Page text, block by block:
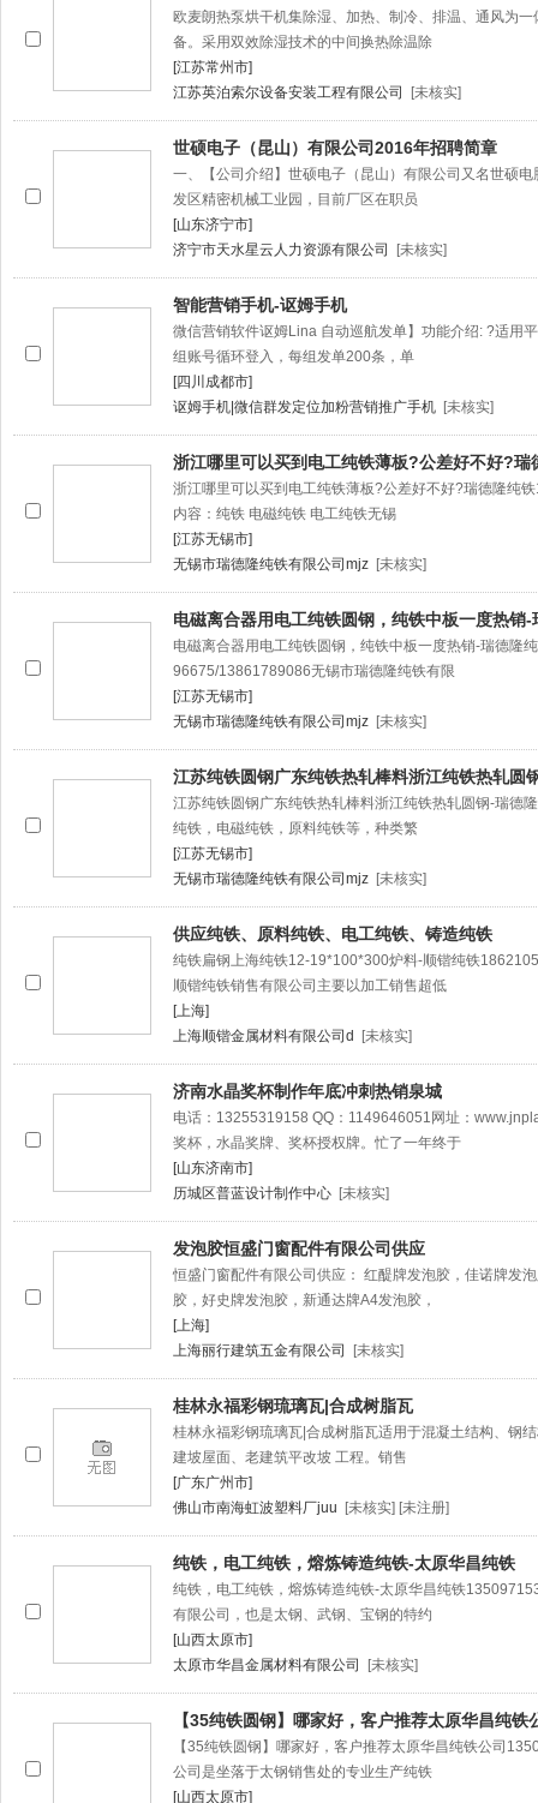
欧麦朗热泵烘干机集除湿、加热、制冷、排温、通风为
备。采用双效除湿技术的中间换热除温除
[江苏常州市]
江苏英泊索尔设备安装工程有限公司
[未核实]
世硕电子（昆山）有限公司2016年招聘简章
一、【公司介绍】世硕电子（昆山）有限公司又名世硕
发区精密机械工业园，目前厂区在职员
[山东济宁市]
济宁市天水星云人力资源有限公司
[未核实]
智能营销手机-讴姆手机
微信营销软件讴姆Lina 自动巡航发单】功能介绍: ?适用
组账号循环登入，每组发单200条，单
[四川成都市]
讴姆手机|微信群发定位加粉营销推广手机 [未核实]
浙江哪里可以买到电工纯铁薄板?公差好不好?瑞
浙江哪里可以买到电工纯铁薄板?公差好不好?瑞德隆纯
内容：纯铁 电磁纯铁 电工纯铁无锡
[江苏无锡市]
无锡市瑞德隆纯铁有限公司mjz [未核实]
电磁离合器用电工纯铁圆钢，纯铁中板一度热销-
电磁离合器用电工纯铁圆钢，纯铁中板一度热销-瑞德
96675/13861789086无锡市瑞德隆纯铁有限
[江苏无锡市]
无锡市瑞德隆纯铁有限公司mjz [未核实]
江苏纯铁圆钢广东纯铁热轧棒料浙江纯铁热轧圆
江苏纯铁圆钢广东纯铁热轧棒料浙江纯铁热轧圆钢-瑞德
纯铁，电磁纯铁，原料纯铁等，种类繁
[江苏无锡市]
无锡市瑞德隆纯铁有限公司mjz [未核实]
供应纯铁、原料纯铁、电工纯铁、铸造纯铁
纯铁扁钢上海纯铁12-19*100*300炉料-顺锴纯铁
顺锴纯铁销售有限公司主要以加工销售超低
[上海]
上海顺锴金属材料有限公司d
[未核实]
济南水晶奖杯制作年底冲刺热销泉城
电话：13255319158 QQ：1149646051网址：
奖杯，水晶奖牌、奖杯授权牌。忙了一年终于
[山东济南市]
历城区普蓝设计制作中心 [未核实]
发泡胶恒盛门窗配件有限公司供应
恒盛门窗配件有限公司供应： 红醍牌发泡胶，佳诺牌发
胶，好史牌发泡胶，新通达牌A4发泡胶，
[上海]
上海丽行建筑五金有限公司
[未核实]
桂林永福彩钢琉璃瓦|合成树脂瓦
桂林永福彩钢琉璃瓦|合成树脂瓦适用于混凝土结构、钢
建坡屋面、老建筑平改坡 工程。销售
[广东广州市]
佛山市南海虹波塑料厂juu
[未核实] [未注册]
纯铁，电工纯铁，熔炼铸造纯铁-太原华昌纯铁
纯铁，电工纯铁，熔炼铸造纯铁-太原华昌纯铁
有限公司，也是太钢、武钢、宝钢的特约
[山西太原市]
太原市华昌金属材料有限公司
[未核实]
【35纯铁圆钢】哪家好，客户推荐太原华昌纯铁
【35纯铁圆钢】哪家好，客户推荐太原华昌纯铁公司
公司是坐落于太钢销售处的专业生产纯铁
[山西太原市]